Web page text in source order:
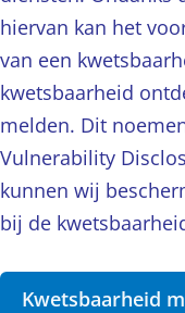
hiervan kan het
van een
kwetsbaarheid
melden. Dit
Vulnerability
kunnen wij
bij de
Kwetsbaarheid